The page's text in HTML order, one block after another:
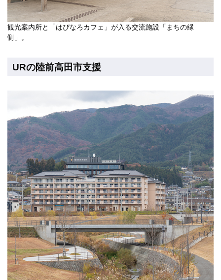
観光案内所と「はぴなろカフェ」が入る交流施設「まちの縁
側」。
URの陸前高田市支援